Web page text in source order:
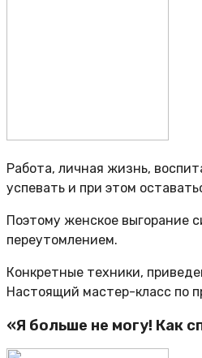
Работа, личная жизнь,
успевать и при этом
Поэтому женское выгорание
переутомлением.
Конкретные техники,
Настоящий мастер-класс по
«Я больше не могу! Как